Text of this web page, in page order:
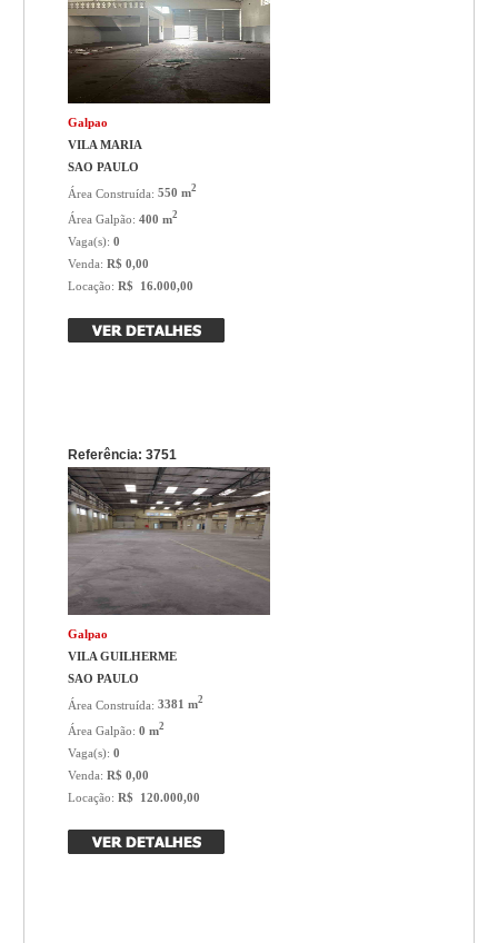
Galpao
VILA MARIA
SAO PAULO
Área Construída:550 m2
Área Galpão:400 m2
Vaga(s):0
Venda:R$ 0,00
Locação:R$ 16.000,00
Referência: 3751
Galpao
VILA GUILHERME
SAO PAULO
Área Construída:3381 m2
Área Galpão:0 m2
Vaga(s):0
Venda:R$ 0,00
Locação:R$ 120.000,00